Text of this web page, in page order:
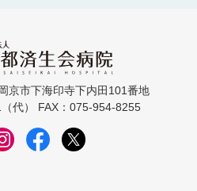
京市下海印寺下内田101番地
代） FAX：075-954-8255